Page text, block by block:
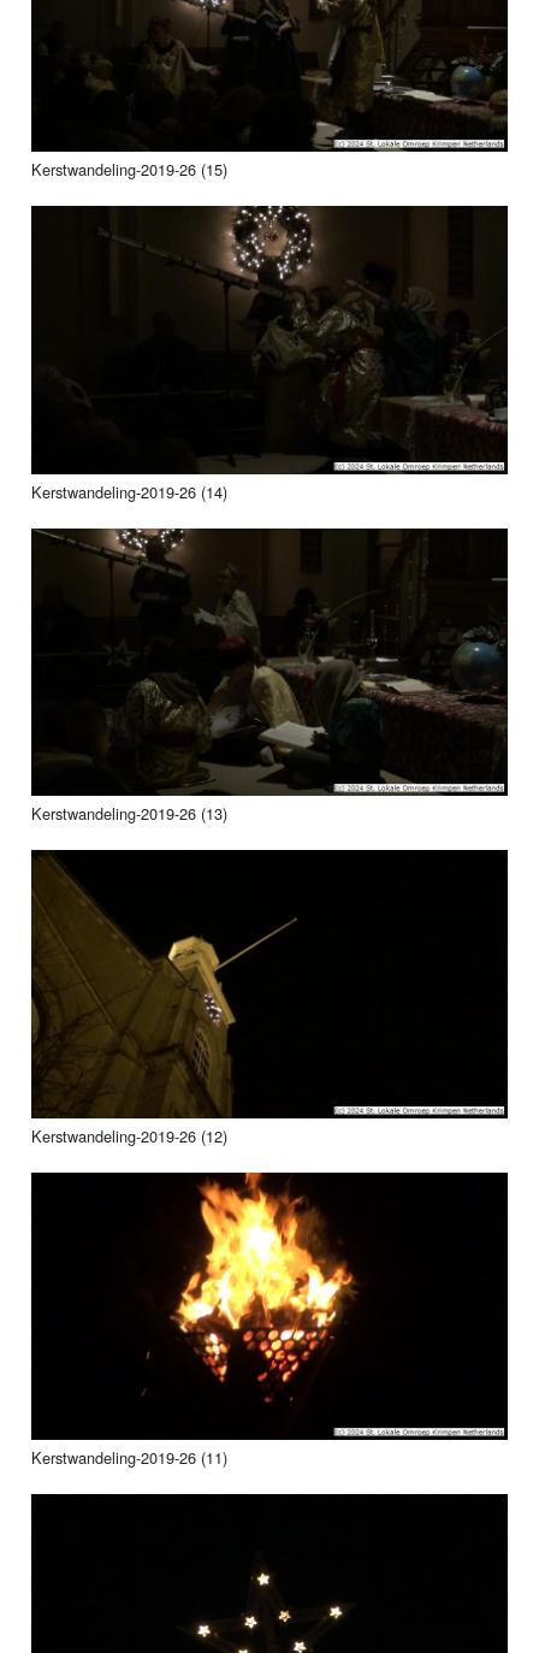
Kerstwandeling-2019-26 (15)
Kerstwandeling-2019-26 (14)
Kerstwandeling-2019-26 (13)
Kerstwandeling-2019-26 (12)
Kerstwandeling-2019-26 (11)